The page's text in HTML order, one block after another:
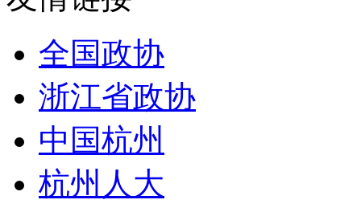
全国政协
浙江省政协
中国杭州
杭州人大